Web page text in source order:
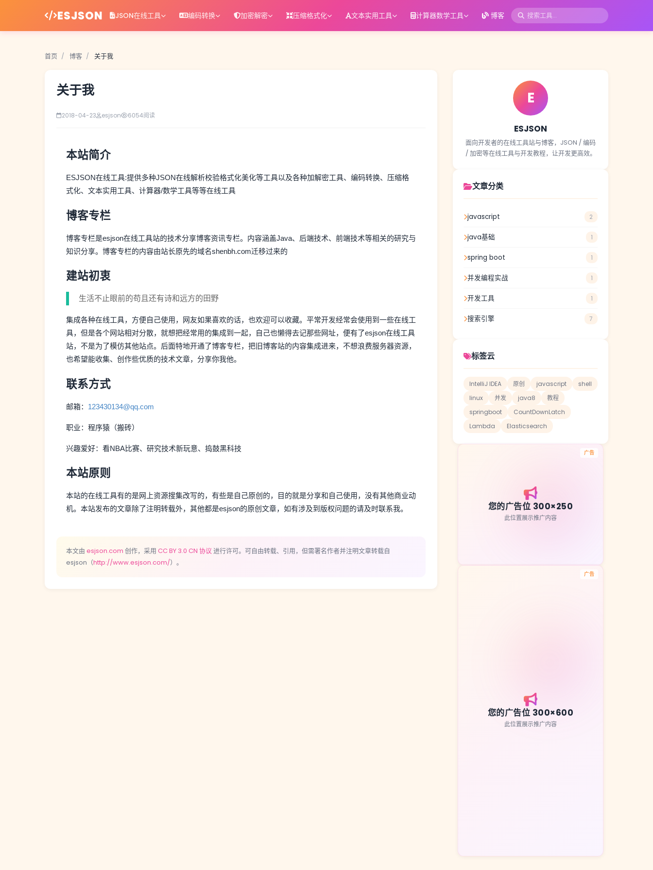
ESJSON JSON在线工具 编码转换 加密解密 压缩格式化 文本实用工具 计算器数学工具 博客
首页 / 博客 / 关于我
关于我
2018-04-23 esjson 6054阅读
本站简介
ESJSON在线工具:提供多种JSON在线解析校验格式化美化等工具以及各种加解密工具、编码转换、压缩格
式化、文本实用工具、计算器/数学工具等等在线工具
博客专栏
博客专栏是esjson在线工具站的技术分享博客资讯专栏。内容涵盖Java、后端技术、前端技术等相关的研究与
知识分享。博客专栏的内容由站长原先的域名shenbh.com迁移过来的
建站初衷
生活不止眼前的苟且还有诗和远方的田野
集成各种在线工具，方便自己使用，网友如果喜欢的话，也欢迎可以收藏。平常开发经常会使用到一些在线工
具，但是各个网站相对分散，就想把经常用的集成到一起，自己也懒得去记那些网址，便有了esjson在线工具
站，不是为了模仿其他站点。后面特地开通了博客专栏，把旧博客站的内容集成进来，不想浪费服务器资源，
也希望能收集、创作些优质的技术文章，分享你我他。
联系方式
邮箱： 123430134@qq.com
职业：程序猿（搬砖）
兴趣爱好：看NBA比赛、研究技术新玩意、捣鼓黑科技
本站原则
本站的在线工具有的是网上资源搜集改写的，有些是自己原创的，目的就是分享和自己使用，没有其他商业动
机。本站发布的文章除了注明转载外，其他都是esjson的原创文章，如有涉及到版权问题的请及时联系我。
本文由 esjson.com 创作，采用 CC BY 3.0 CN 协议进行许可。可自由转载、引用，但需署名作者并注明文章转载自
esjson（http://www.esjson.com/）。
E
ESJSON
面向开发者的在线工具站与博客，JSON / 编码
/ 加密等在线工具与开发教程，让开发更高效。
文章分类
javascript 2
java基础 1
spring boot 1
并发编程实战 1
开发工具 1
搜索引擎 7
标签云
IntelliJ IDEA 原创 javascript
shell
linux
并发 java8
教程
springboot
CountDownLatch
Lambda
Elasticsearch
广告
您的广告位 300×250
此位置展示推广内容
广告
您的广告位 300×600
此位置展示推广内容